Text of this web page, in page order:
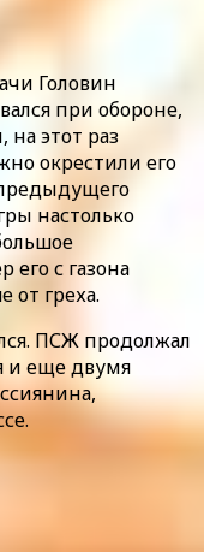
Головин
при обороне,
на этот раз
окрестили его
настолько
с газона
от греха.
ПСЖ продолжал
и еще двумя